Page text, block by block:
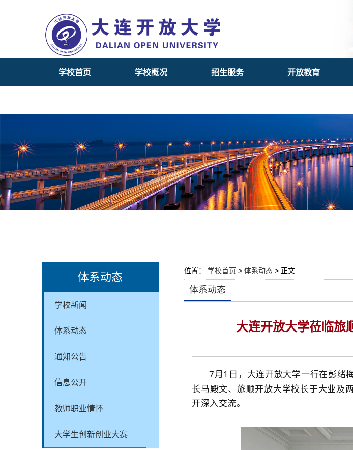
学校首页 学校概况 招生服务 开放教育
体系动态
学校新闻
体系动态
通知公告
信息公开
教师职业情怀
大学生创新创业大赛
位置： 学校首页 > 体系动态 > 正文
体系动态
大连开放大学莅临旅
7月1 日 ，大连开放大学一行在彭绪
长马殿文、旅顺开放大学校长于大业及
开深入交流。